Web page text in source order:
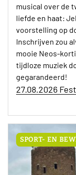
musical over de
liefde en haat:
voorstelling op
Inschrijven zou
mooie Neos-
tijdloze muziek
gegarandeerd!
27.08.2026
SPORT- EN